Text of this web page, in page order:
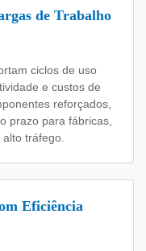
de Trabalho
ciclos de uso
e custos de
reforçados,
prazo para fábricas,
tráfego.
Eficiência